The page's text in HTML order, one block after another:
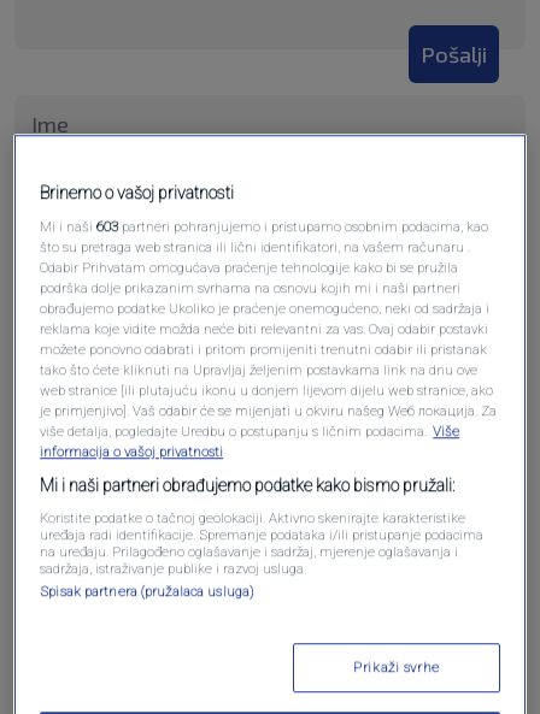
Pošalji
Pošalji komentar
Brinemo o vašoj privatnosti
Mi i naši603 partneri pohranjujemo i pristupamo osobnim podacima, kao
što su pretraga web stranica ili lični identifikatori, na vašem računaru .
Odabir Prihvatam omogućava praćenje tehnologije kako bi se pružila
podrška dolje prikazanim svrhama na osnovu kojih mi i naši partneri
obrađujemo podatke Ukoliko je praćenje onemogućeno, neki od sadržaja i
reklama koje vidite možda neće biti relevantni za vas. Ovaj odabir postavki
možete ponovno odabrati i pritom promijeniti trenutni odabir ili pristanak
tako što ćete kliknuti na Upravljaj željenim postavkama link na dnu ove
web stranice [ili plutajuću ikonu u donjem lijevom dijelu web stranice, ako
je primjenjivo]. Vaš odabir će se mijenjati u okviru našeg Wеб локација. Za
više detalja, pogledajte Uredbu o postupanju s ličnim podacima. Više
informacija o vašoj privatnosti
Mi i naši partneri obrađujemo podatke kako bismo pružali:
Koristite podatke o tačnoj geolokaciji. Aktivno skenirajte karakteristike
uređaja radi identifikacije. Spremanje podataka i/ili pristupanje podacima
na uređaju. Prilagođeno oglašavanje i sadržaj, mjerenje oglašavanja i
sadržaja, istraživanje publike i razvoj usluga.
Spisak partnera (pružalaca usluga)
Prikaži svrhe